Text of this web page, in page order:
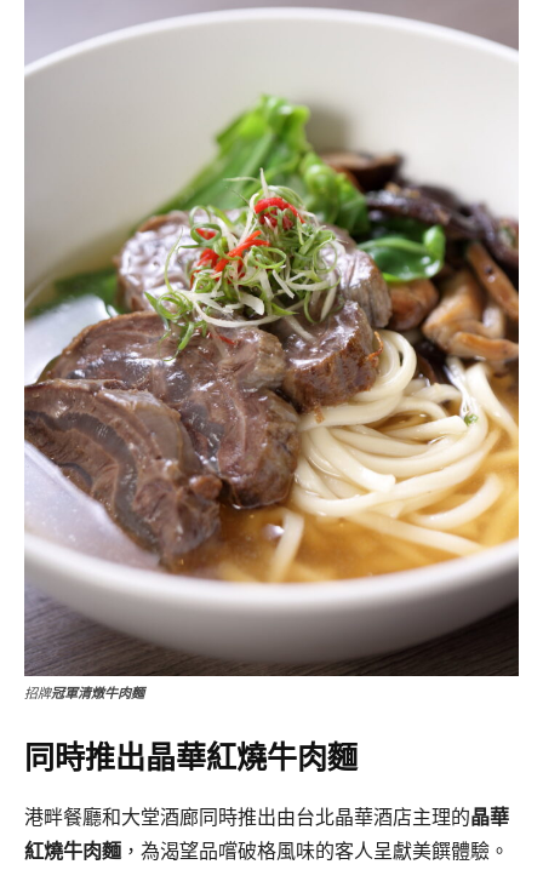
招牌冠軍清燉牛肉麵
同時推出晶華紅燒牛肉麵
港畔餐廳和大堂酒廊同時推出由台北晶華酒店主理的晶華
紅燒牛肉麵，為渴望品嚐破格風味的客人呈獻美饌體驗。